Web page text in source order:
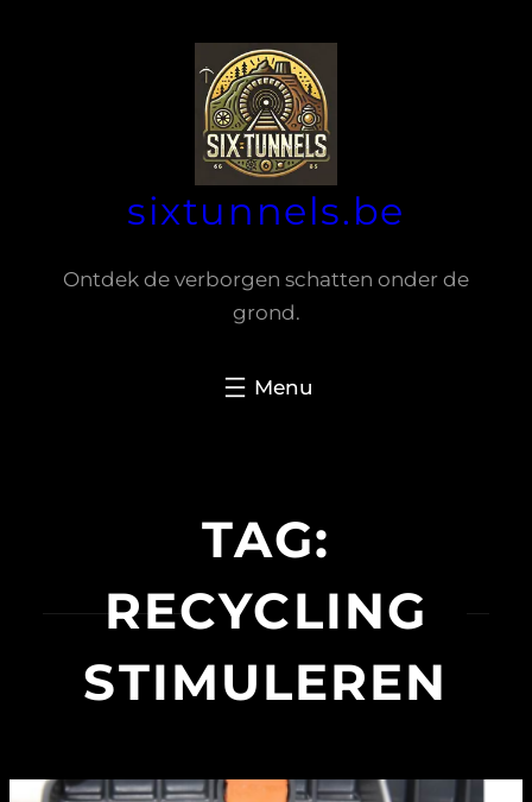
sixtunnels.be
Ontdek de verborgen schatten onder de
grond.
TAG:
RECYCLING
STIMULEREN